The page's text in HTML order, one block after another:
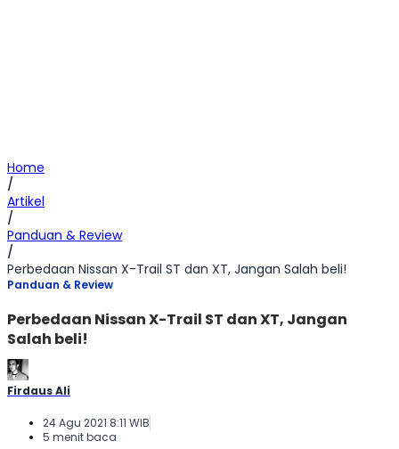
Home
/
Artikel
/
Panduan & Review
/
Perbedaan Nissan X-Trail ST dan XT, Jangan Salah beli!
Panduan & Review
Perbedaan Nissan X-Trail ST dan XT, Jangan
Salah beli!
Firdaus Ali
24 Agu 2021 8:11 WIB
5 menit baca